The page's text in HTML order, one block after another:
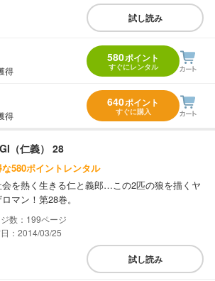
試し読み
得
580ポイント
すぐにレンタル
得
640ポイント
すぐに購入
（仁義） 28
な580ポイントレンタル
会を熱く生きる仁と義郎…この2匹の狼を描くヤ
マン！第28巻。
199
：2014/03/25
試し読み